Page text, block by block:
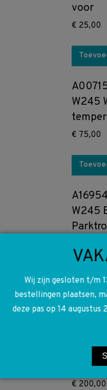
voor
€ 25,00
W245
€ 75,00
W245
W211
€ 200,00
Wij zijn gesloten t/m
bestellingen plaatsen,
deze pas op 14